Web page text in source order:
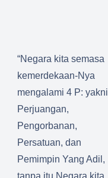
“Negara kita semasa
kemerdekaan-Nya
mengalami 4 P: yakni
Perjuangan,
Pengorbanan,
Persatuan, dan
Pemimpin Yang Adil,
tanpa itu Negara kita